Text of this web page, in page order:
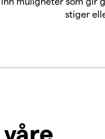
stiger